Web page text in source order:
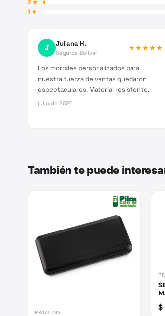
2★
1★
J Juliana H.
Seguros Bolívar
★★★★★
Los morrales personalizados para
nuestra fuerza de ventas quedaron
espectaculares. Material resistente.
julio de 2026
También te puede
PROA2703
$